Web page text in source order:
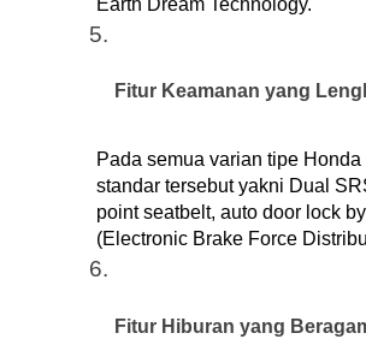
Fitur Keamanan yang
Pada semua varian tipe
standar tersebut yakni Dual
point seatbelt, auto door lock
(Electronic Brake Force
Fitur Hiburan yang